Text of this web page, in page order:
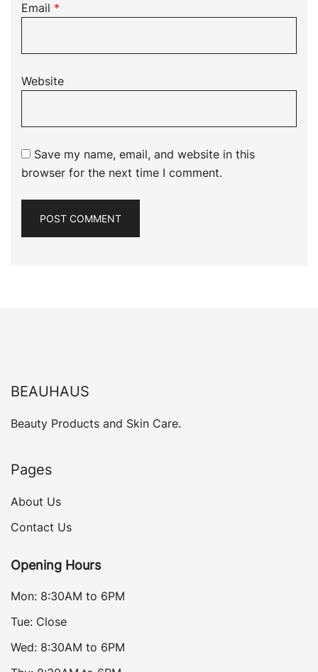
Email *
Website
Save my name, email, and website in this
browser for the next time I comment.
BEAUHAUS
Beauty Products and Skin Care.
Pages
About Us
Contact Us
Opening Hours
Mon: 8:30AM to 6PM
Tue: Close
Wed: 8:30AM to 6PM